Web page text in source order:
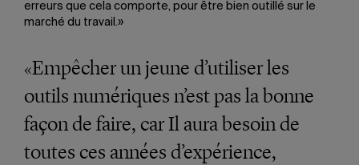
erreurs que cela comporte, pour être bien outillé sur le
marché du travail.»
«Empêcher un jeune d’utiliser les
outils numériques n’est pas la bonne
façon de faire, car Il aura besoin de
toutes ces années d’expérience,